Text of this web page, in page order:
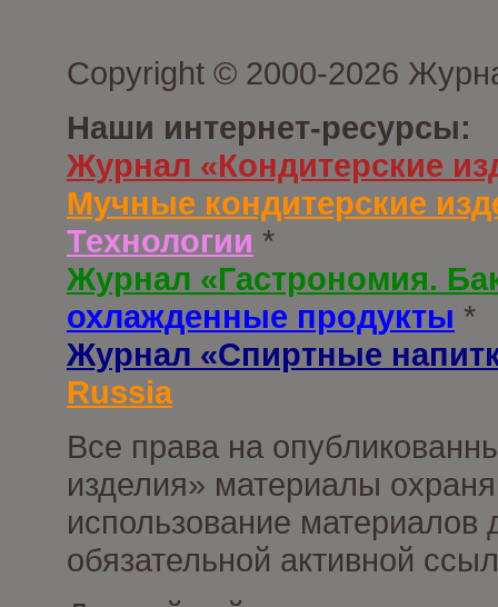
Copyright © 2000-2026
Наши интернет-ресурсы:
Журнал «Кондитерские
Мучные кондитерские
Технологии *
Журнал «Гастрономия.
охлажденные продукты *
Журнал «Спиртные
Russia
Все права на
изделия» материалы
использование материалов
обязательной активной